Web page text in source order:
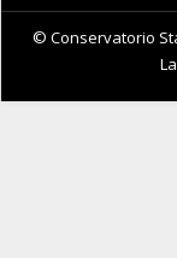
© Conservatorio